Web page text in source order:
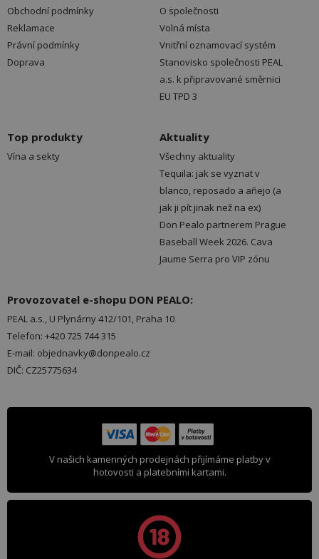
Obchodní podmínky
Reklamace
Právní podmínky
Doprava
O společnosti
Volná místa
Vnitřní oznamovací systém
Stanovisko společnosti PEAL
a.s. k připravované směrnici
EU TPD 3
Top produkty
Vína a sekty
Aktuality
Všechny aktuality
Tequila: jak se vyznat v
blanco, reposado a añejo (a
jak ji pít jinak než na ex)
Don Pealo partnerem Prague
Baseball Week 2026. Cava
Jaume Serra pro VIP zónu
Provozovatel e-shopu DON PEALO:
PEAL a.s., U Plynárny 412/101, Praha 10
Telefon: +420 725 744 315
E-mail: objednavky@donpealo.cz
DIČ: CZ25775634
V našich kamenných prodejnách přijímáme platby v
hotovosti a platebními kartami.